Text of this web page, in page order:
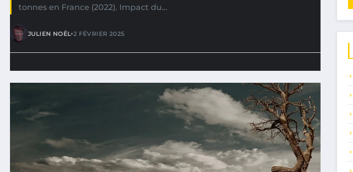
tonnes en France (2022). Impact du…
JULIEN NOËL•2 FÉVRIER 2025